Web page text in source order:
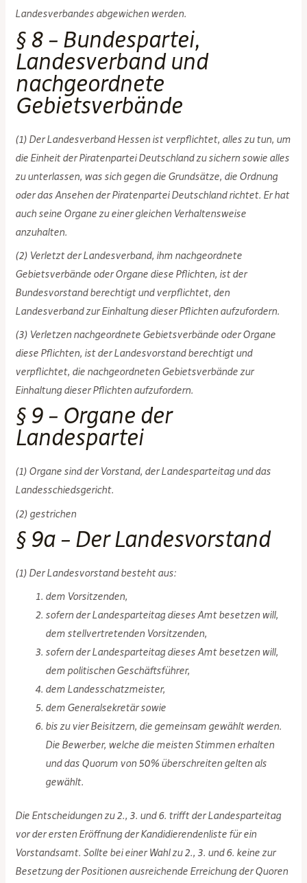
Landesverbandes abgewichen werden.
§ 8 – Bundespartei,
Landesverband und
nachgeordnete
Gebietsverbände
(1) Der Landesverband Hessen ist verpflichtet, alles zu tun, um
die Einheit der Piratenpartei Deutschland zu sichern sowie alles
zu unterlassen, was sich gegen die Grundsätze, die Ordnung
oder das Ansehen der Piratenpartei Deutschland richtet. Er hat
auch seine Organe zu einer gleichen Verhaltensweise
anzuhalten.
(2) Verletzt der Landesverband, ihm nachgeordnete
Gebietsverbände oder Organe diese Pflichten, ist der
Bundesvorstand berechtigt und verpflichtet, den
Landesverband zur Einhaltung dieser Pflichten aufzufordern.
(3) Verletzen nachgeordnete Gebietsverbände oder Organe
diese Pflichten, ist der Landesvorstand berechtigt und
verpflichtet, die nachgeordneten Gebietsverbände zur
Einhaltung dieser Pflichten aufzufordern.
§ 9 – Organe der
Landespartei
(1) Organe sind der Vorstand, der Landesparteitag und das
Landesschiedsgericht.
(2) gestrichen
§ 9a – Der Landesvorstand
(1) Der Landesvorstand besteht aus:
dem Vorsitzenden,
sofern der Landesparteitag dieses Amt besetzen will,
dem stellvertretenden Vorsitzenden,
sofern der Landesparteitag dieses Amt besetzen will,
dem politischen Geschäftsführer,
dem Landesschatzmeister,
dem Generalsekretär sowie
bis zu vier Beisitzern, die gemeinsam gewählt werden.
Die Bewerber, welche die meisten Stimmen erhalten
und das Quorum von 50% überschreiten gelten als
gewählt.
Die Entscheidungen zu 2., 3. und 6. trifft der Landesparteitag
vor der ersten Eröffnung der Kandidierendenliste für ein
Vorstandsamt. Sollte bei einer Wahl zu 2., 3. und 6. keine zur
Besetzung der Positionen ausreichende Erreichung der Quoren